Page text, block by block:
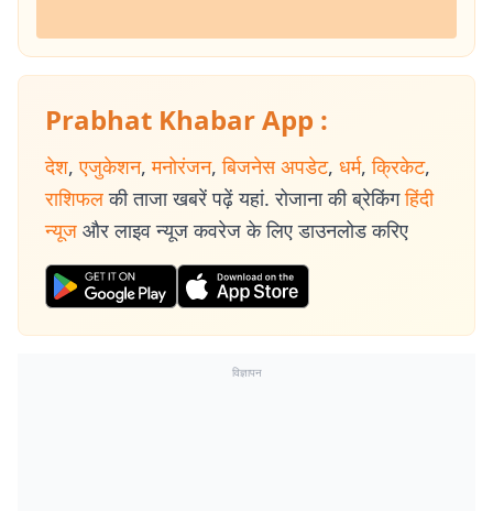
Prabhat Khabar App :
देश, एजुकेशन, मनोरंजन, बिजनेस अपडेट, धर्म, क्रिकेट,
राशिफल की ताजा खबरें पढ़ें यहां. रोजाना की ब्रेकिंग हिंदी
न्यूज और लाइव न्यूज कवरेज के लिए डाउनलोड करिए
विज्ञापन